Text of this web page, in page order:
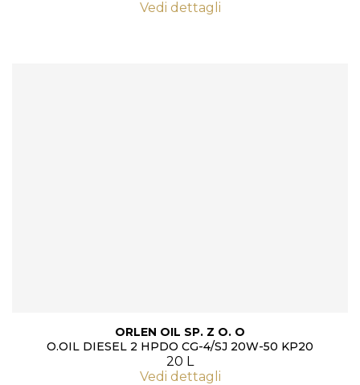
Vedi dettagli
ORLEN OIL SP. Z O. O
O.OIL DIESEL 2 HPDO CG-4/SJ 20W-50 KP20
20 L
Vedi dettagli